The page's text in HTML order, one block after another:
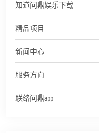
知道问鼎娱乐下载
精品项目
新闻中心
服务方向
联络问鼎app